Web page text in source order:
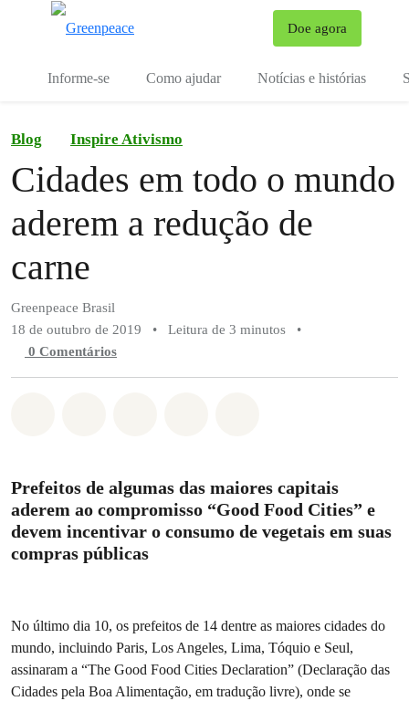
Doe agora
Informe-se Como ajudar Notícias e histórias
Blog Inspire Ativismo
Cidades em todo o mundo
aderem a redução de
carne
Greenpeace Brasil
18 de outubro de 2019
• Leitura de 3 minutos
•
0 Comentários
Prefeitos de algumas das maiores capitais
aderem ao compromisso “Good Food Cities” e
devem incentivar o consumo de vegetais em suas
compras públicas
No último dia 10, os prefeitos de 14 dentre as maiores cidades do
mundo, incluindo Paris, Los Angeles, Lima, Tóquio e Seul,
assinaram a “The Good Food Cities Declaration” (Declaração das
Cidades pela Boa Alimentação, em tradução livre), onde se